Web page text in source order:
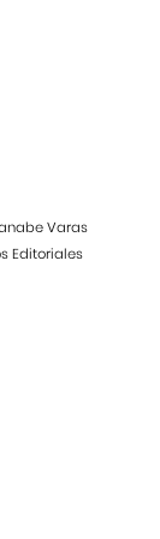
Varas
Editoriales